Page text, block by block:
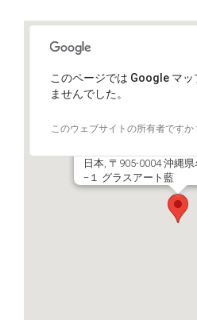
日本, 〒905-0004 沖縄
−１ グラスアート藍
このページでは Google マ
ませんでした。
このウェブサイトの所有者ですか